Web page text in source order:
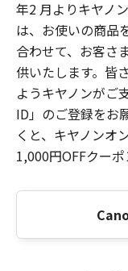
年2 月よりキヤノ
は、お使いの商品
合わせて、お客さ
供いたします。皆
ようキヤノンがご
ID」のご登録をお
くと、キヤノンオ
1,000円OFFクーポ